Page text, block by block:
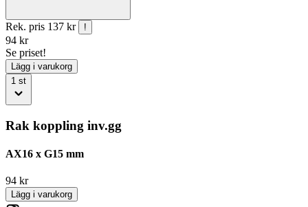
Rek. pris 137 kr !
94 kr
Se priset!
Lägg i varukorg
1 st
Rak koppling inv.gg
AX16 x G15 mm
94 kr
Lägg i varukorg